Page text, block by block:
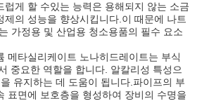
럽게 할 수있는 능력은 용해되지 않는 소금
제의 성능을 향상시킵니다.이 때문에 나트
가정용 및 산업용 청소용품의 필수 요소
메타실리케이트 노나히드레이트는 부식
중요한 역할을 합니다. 알칼리성 특성으
유지하는 데 도움이 됩니다.파이프의 부
표면에 보호층을 형성하여 장비의 수명을